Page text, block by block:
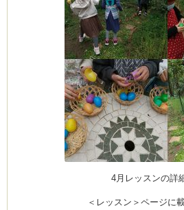
4月レッスンの詳
＜レッスン＞ページに